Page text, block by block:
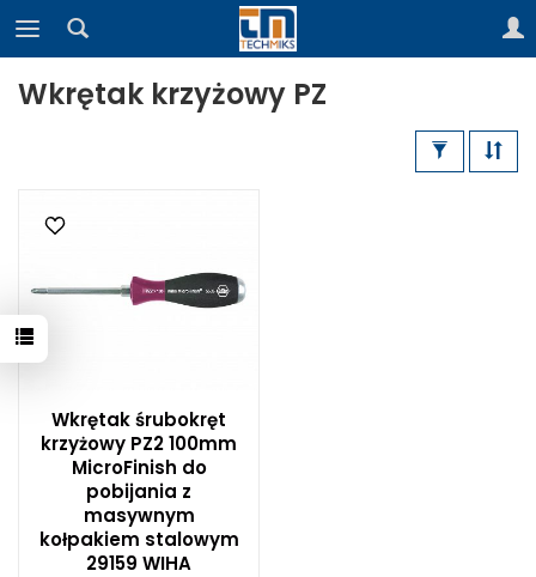
Wkrętak krzyżowy PZ
Wkrętak śrubokręt
krzyżowy PZ2 100mm
MicroFinish do
pobijania z
masywnym
kołpakiem stalowym
29159 WIHA